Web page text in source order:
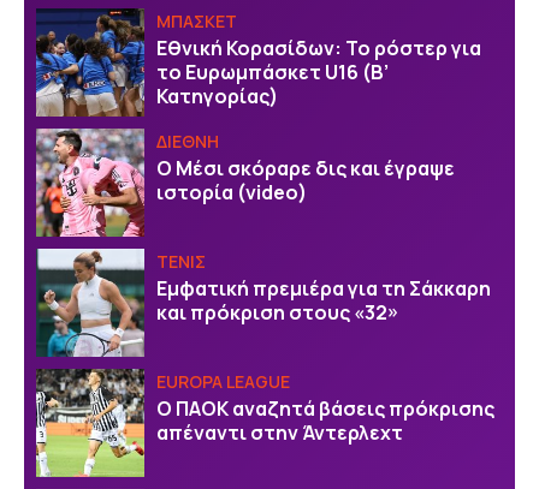
ΜΠΑΣΚΕΤ
Εθνική Κορασίδων: Το ρόστερ για
το Ευρωμπάσκετ U16 (B’
Κατηγορίας)
ΔΙΕΘΝΗ
Ο Μέσι σκόραρε δις και έγραψε
ιστορία (video)
ΤΕΝΙΣ
Εμφατική πρεμιέρα για τη Σάκκαρη
και πρόκριση στους «32»
EUROPA LEAGUE
Ο ΠΑΟΚ αναζητά βάσεις πρόκρισης
απέναντι στην Άντερλεχτ